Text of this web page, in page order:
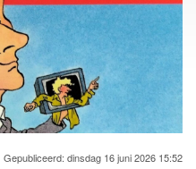
Gepubliceerd: dinsdag 16 juni 2026 15:52